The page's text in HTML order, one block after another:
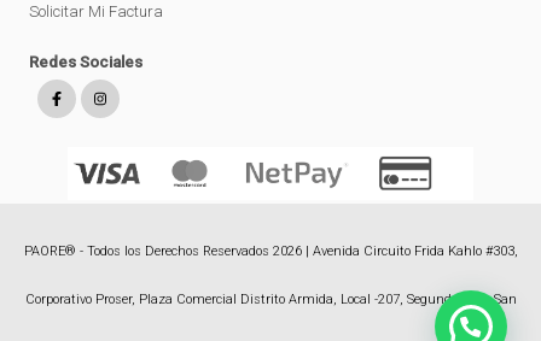
Solicitar Mi Factura
Redes Sociales
PAORE® - Todos los Derechos Reservados 2026 | Avenida Circuito Frida Kahlo #303,
Corporativo Proser, Plaza Comercial Distrito Armida, Local -207, Segundo Piso, San